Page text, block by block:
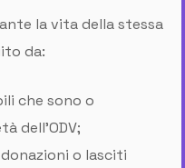
la vita della stessa
da:
che sono o
dell’ODV;
o lasciti